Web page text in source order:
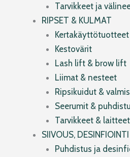
Tarvikkeet ja
RIPSET & KULMAT
Kertakäyttötuotteet
Kestovärit
Lash lift & brow lift
Liimat & nesteet
Ripsikuidut &
Seerumit &
Tarvikkeet & laitteet
SIIVOUS,
Puhdistus ja